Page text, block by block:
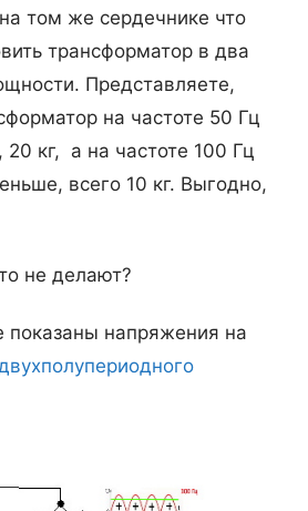
том же сердечнике что
трансформатор в два
Представляете,
на частоте 50 Гц
20 кг, а на частоте 100 Гц
всего 10 кг. Выгодно,
не делают?
показаны напряжения на